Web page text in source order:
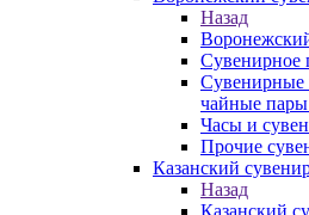
Назад
Сувенирное
Сувенирные
чайные
Часы и
Прочие
Казанский
Назад
Казанский